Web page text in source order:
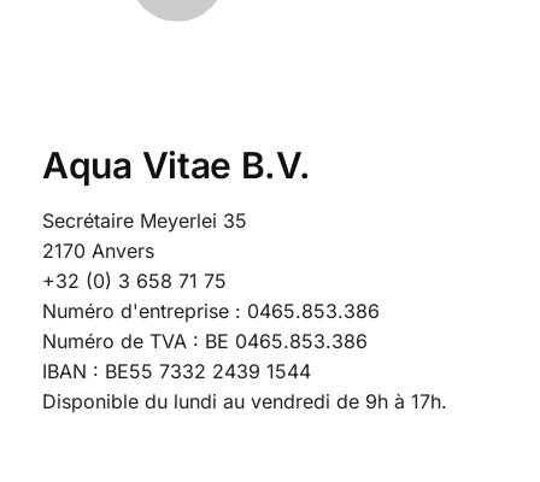
Aqua Vitae B.V.
Secrétaire Meyerlei 35
2170 Anvers
+32 (0) 3 658 71 75
Numéro d'entreprise : 0465.853.386
Numéro de TVA : BE 0465.853.386
IBAN : BE55 7332 2439 1544
Disponible du lundi au vendredi de 9h à 17h.